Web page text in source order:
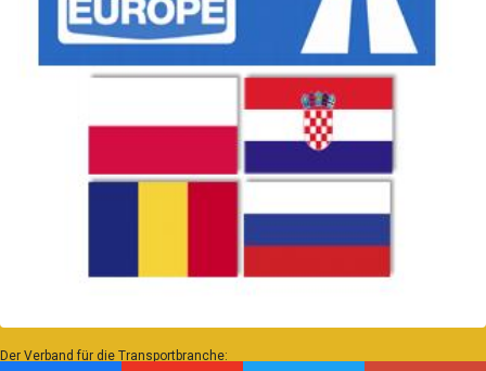
Der Verband für die Transportbranche: